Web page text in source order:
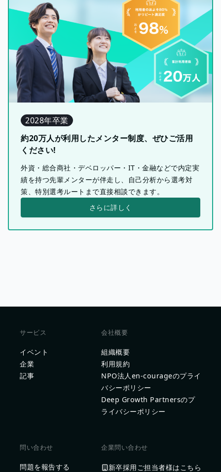
2028年卒業
約20万人が利用したメンター制度、ぜひご活用
ください!
外資・総合商社・デベロッパー・IT・金融などで内定実
績を持つ先輩メンターが伴走し、自己分析から選考対
策、特別選考ルートまで直接相談できます。
さらに詳しく
サービス
イベント
企業
記事
会社概要
組織概要
利用規約
NPO法人en-courageのプライ
バシーポリシー
Deep Growth Partnersのプ
ライバシーポリシー
問い合わせ
問題を報告する
企業問い合わせ
新卒採用ご担当者様はこちら